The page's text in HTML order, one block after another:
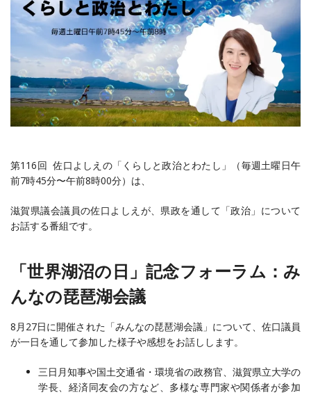
第116回 佐口よしえの「くらしと政治とわたし‪」（毎週土曜日午
前7時45分〜午前8時00分）は、
滋賀県議会議員の佐口よしえが、県政を通して「政治」について
お話する番組です。
「世界湖沼の日」記念フォーラム：み
んなの琵琶湖会議
8月27日に開催された「みんなの琵琶湖会議」について、佐口議員
が一日を通して参加した様子や感想をお話しします。
三日月知事や国土交通省・環境省の政務官、滋賀県立大学の
学長、経済同友会の方など、多様な専門家や関係者が参加